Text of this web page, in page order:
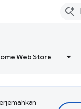
Web Store